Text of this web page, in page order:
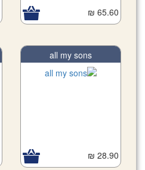
65.60 ₪
all my sons
28.90 ₪